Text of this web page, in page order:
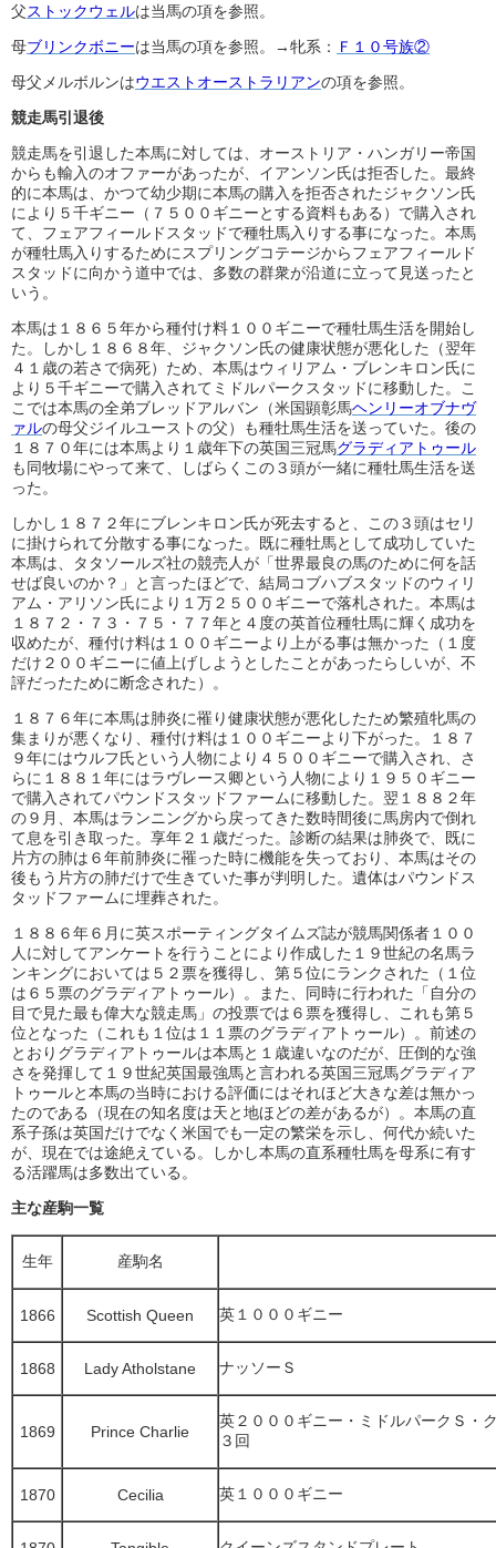
父ストックウェルは当馬の項を参照。
母ブリンクボニーは当馬の項を参照。→牝系：
Ｆ１０号族②
母父メルボルンはウエストオーストラリアンの項を参照。
競走馬引退後
競走馬を引退した本馬に対しては、オーストリア・ハンガリー帝国
からも輸入のオファーがあったが、イアンソン氏は拒否した。最終
的に本馬は、かつて幼少期に本馬の購入を拒否されたジャクソン氏
により５千ギニー（７５００ギニーとする資料もある）で購入され
て、フェアフィールドスタッドで種牡馬入りする事になった。本馬
が種牡馬入りするためにスプリングコテージからフェアフィールド
スタッドに向かう道中では、多数の群衆が沿道に立って見送ったと
いう。
本馬は１８６５年から種付け料１００ギニーで種牡馬生活を開始し
た。しかし１８６８年、ジャクソン氏の健康状態が悪化した（翌年
４１歳の若さで病死）ため、本馬はウィリアム・ブレンキロン氏に
より５千ギニーで購入されてミドルパークスタッドに移動した。こ
こでは本馬の全弟ブレッドアルバン（米国顕彰馬ヘンリーオブナヴ
ァルの母父ジイルユーストの父）も種牡馬生活を送っていた。後の
１８７０年には本馬より１歳年下の英国三冠馬グラディアトゥール
も同牧場にやって来て、しばらくこの３頭が一緒に種牡馬生活を送
った。
しかし１８７２年にブレンキロン氏が死去すると、この３頭はセリ
に掛けられて分散する事になった。既に種牡馬として成功していた
本馬は、タタソールズ社の競売人が「世界最良の馬のために何を話
せば良いのか？」と言ったほどで、結局コブハブスタッドのウィリ
アム・アリソン氏により１万２５００ギニーで落札された。本馬は
１８７２・７３・７５・７７年と４度の英首位種牡馬に輝く成功を
収めたが、種付け料は１００ギニーより上がる事は無かった（１度
だけ２００ギニーに値上げしようとしたことがあったらしいが、不
評だったために断念された）。
１８７６年に本馬は肺炎に罹り健康状態が悪化したため繁殖牝馬の
集まりが悪くなり、種付け料は１００ギニーより下がった。１８７
９年にはウルフ氏という人物により４５００ギニーで購入され、さ
らに１８８１年にはラヴレース卿という人物により１９５０ギニー
で購入されてパウンドスタッドファームに移動した。翌１８８２年
の９月、本馬はランニングから戻ってきた数時間後に馬房内で倒れ
て息を引き取った。享年２１歳だった。診断の結果は肺炎で、既に
片方の肺は６年前肺炎に罹った時に機能を失っており、本馬はその
後もう片方の肺だけで生きていた事が判明した。遺体はパウンドス
タッドファームに埋葬された。
１８８６年６月に英スポーティングタイムズ誌が競馬関係者１００
人に対してアンケートを行うことにより作成した１９世紀の名馬ラ
ンキングにおいては５２票を獲得し、第５位にランクされた（１位
は６５票のグラディアトゥール）。また、同時に行われた「自分の
目で見た最も偉大な競走馬」の投票では６票を獲得し、これも第５
位となった（これも１位は１１票のグラディアトゥール）。前述の
とおりグラディアトゥールは本馬と１歳違いなのだが、圧倒的な強
さを発揮して１９世紀英国最強馬と言われる英国三冠馬グラディア
トゥールと本馬の当時における評価にはそれほど大きな差は無かっ
たのである（現在の知名度は天と地ほどの差があるが）。本馬の直
系子孫は英国だけでなく米国でも一定の繁栄を示し、何代か続いた
が、現在では途絶えている。しかし本馬の直系種牡馬を母系に有す
る活躍馬は多数出ている。
主な産駒一覧
生年 産駒名
1866 Scottish Queen 英１０００ギニー
1868 Lady Atholstane ナッソーＳ
1869 Prince Charlie
英２０００ギニー・ミドルパークＳ・
３回
1870 Cecilia 英１０００ギニー